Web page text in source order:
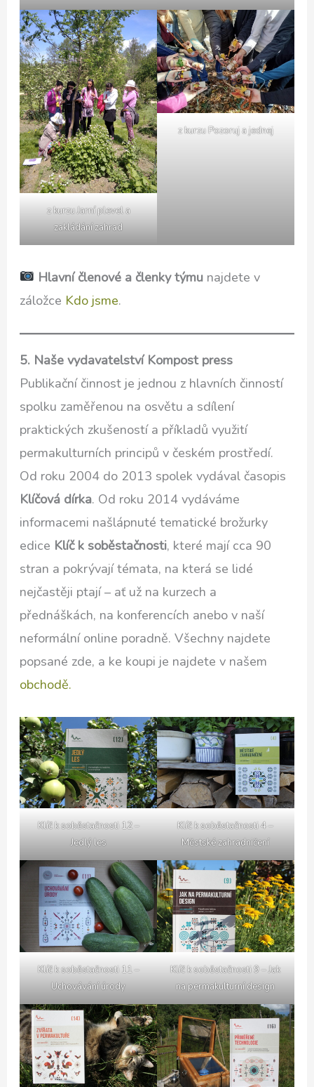
z kurzu Jarní plevel a
zakládání zahrad
z kurzu Pozoruj a jednej
Hlavní členové a členky týmunajdete v
záložce Kdo jsme.
5. Naše vydavatelství Kompost press
Publikační činnost je jednou z hlavních činností
spolku zaměřenou na osvětu a sdílení
praktických zkušeností a příkladů využití
permakulturních principů v českém prostředí.
Od roku 2004 do 2013 spolek vydával časopis
Klíčová dírka. Od roku 2014 vydáváme
informacemi našlápnuté tematické brožurky
edice Klíč k soběstačnosti, které mají cca 90
stran a pokrývají témata, na která se lidé
nejčastěji ptají – ať už na kurzech a
přednáškách, na konferencích anebo v naší
neformální online poradně. Všechny najdete
popsané zde, a ke koupi je najdete v našem
obchodě.
Klíč k soběstačnosti 12 –
Jedlý les
Klíč k soběstačnosti 4 –
Městské zahradničení
Klíč k soběstačnosti 11 –
Uchovávání úrody
Klíč k soběstačnosti 9 – Jak
na permakulturní design